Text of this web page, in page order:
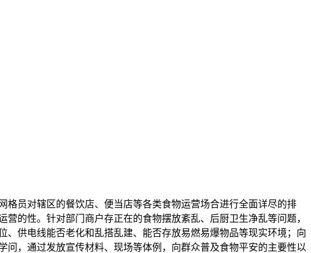
员对辖区的餐饮店、便当店等各类食物运营场合进行全面详尽的排
的性。针对部门商户存正在的食物摆放紊乱、后厨卫生净乱等问题，
供电线能否老化和乱搭乱建、能否存放易燃易爆物品等现实环境；向
，通过发放宣传材料、现场等体例，向群众普及食物平安的主要性以